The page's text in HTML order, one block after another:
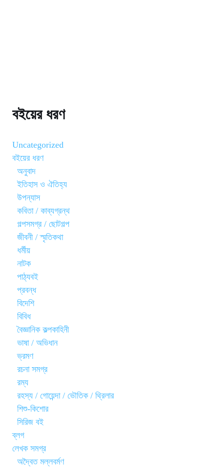
বইয়ের ধরণ
Uncategorized
বইয়ের ধরণ
অনুবাদ
ইতিহাস ও ঐতিহ্য
উপন্যাস
কবিতা / কাব্যগ্রন্থ
গল্পসমগ্র / ছোটগল্প
জীবনী / স্মৃতিকথা
ধর্মীয়
নাটক
পাঠ্যবই
প্রবন্ধ
বিদেশি
বিবিধ
বৈজ্ঞানিক কল্পকাহিনী
ভাষা / অভিধান
ভ্রমণ
রচনা সমগ্র
রম্য
রহস্য / গোয়েন্দা / ভৌতিক / থ্রিলার
শিশু-কিশোর
সিরিজ বই
ব্লগ
লেখক সমগ্র
অদ্বৈত মল্লবর্মণ